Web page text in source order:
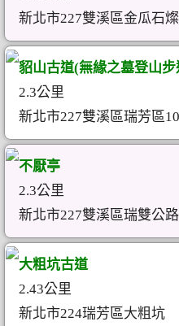
新北市227雙溪區金瓜石
貂山古道(無緣之墓登山步
2.3公里
新北市227雙溪區瑞芳區
不厭亭
2.3公里
新北市227雙溪區瑞雙公路
大粗坑古道
2.43公里
新北市224瑞芳區大粗坑